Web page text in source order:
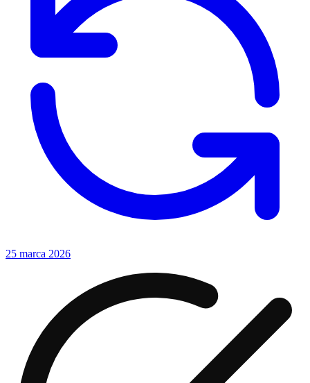
25 marca 2026